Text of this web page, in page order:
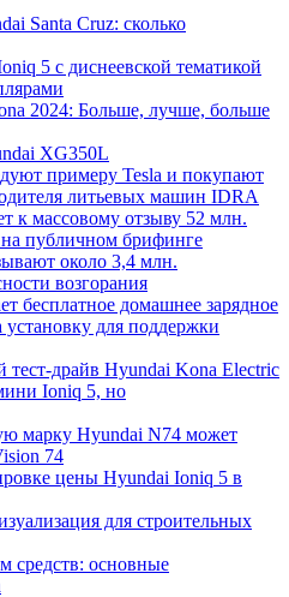
Santa Cruz: сколько
5 с диснеевской тематикой
2024: Больше, лучше, больше
XG350L
примеру Tesla и покупают
литьевых машин IDRA
к массовому отзыву 52 млн.
публичном брифинге
около 3,4 млн.
возгорания
бесплатное домашнее зарядное
установку для поддержки
тест-драйв Hyundai Kona Electric
Ioniq 5, но
марку Hyundai N74 может
74
цены Hyundai Ioniq 5 в
для строительных
средств: основные